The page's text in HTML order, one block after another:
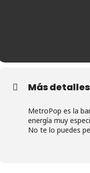
Más detalles
MetroPop es la
energía muy
No te lo puedes